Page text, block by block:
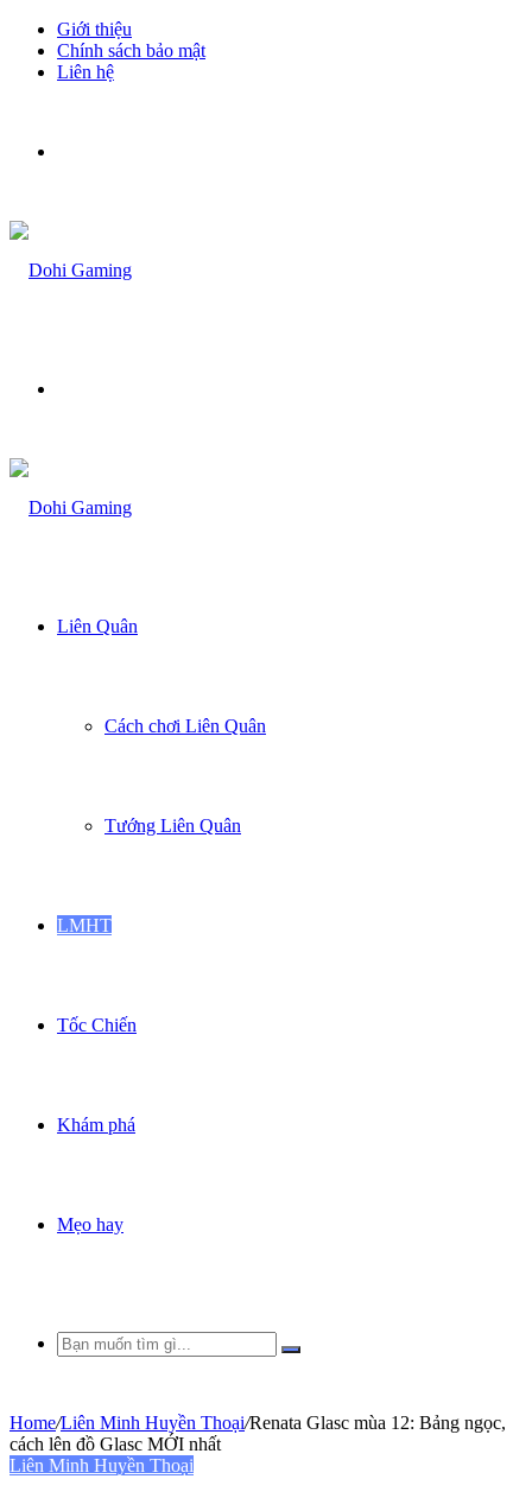
Giới thiệu
Chính sách bảo mật
Liên hệ
Liên Quân
Cách chơi Liên Quân
Tướng Liên Quân
LMHT
Tốc Chiến
Khám phá
Mẹo hay
Bạn
Home/Liên Minh Huyền Thoại/Renata Glasc mùa 12: Bảng ngọc,
cách lên đồ Glasc MỚI nhất
Liên Minh Huyền Thoại